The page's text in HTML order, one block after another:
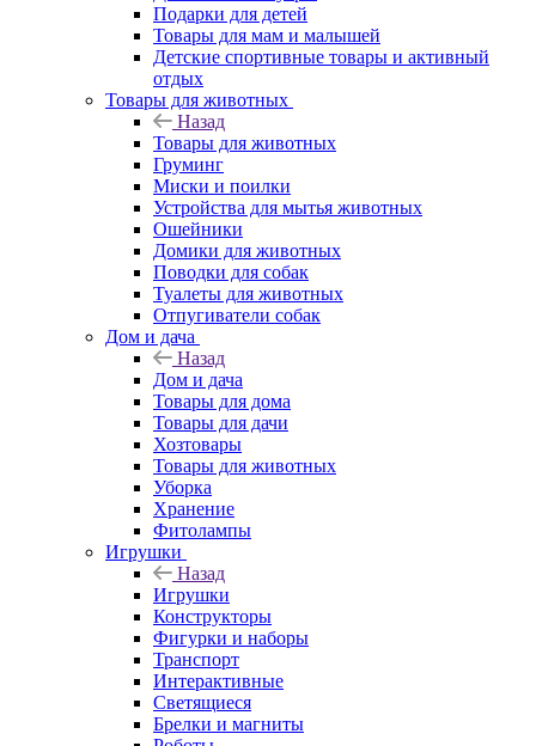
Подарки для детей
Товары для мам и малышей
Детские спортивные товары и активный
отдых
Товары для животных
Назад
Товары для животных
Груминг
Миски и поилки
Устройства для мытья животных
Ошейники
Домики для животных
Поводки для собак
Туалеты для животных
Отпугиватели собак
Дом и дача
Назад
Дом и дача
Товары для дома
Товары для дачи
Хозтовары
Товары для животных
Уборка
Хранение
Фитолампы
Игрушки
Назад
Игрушки
Конструкторы
Фигурки и наборы
Транспорт
Интерактивные
Светящиеся
Брелки и магниты